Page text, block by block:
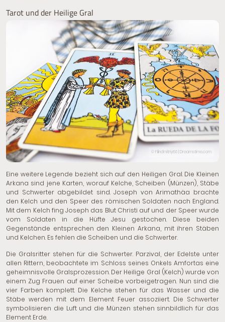
Tarot und der Heilige Gral
© Filindmitriy86 | Dreamstime.com
Eine weitere Legende bezieht sich auf den Heiligen Gral. Die Kleinen
Arkana sind jene Karten, worauf Kelche, Scheiben (Münzen), Stäbe
und Schwerter abgebildet sind. Joseph von Arimathäa brachte
den Kelch und den Speer des römischen Soldaten nach England.
Mit dem Kelch fing Joseph das Blut Christi auf und der Speer wurde
vom Soldaten in die Hüfte Jesu gestochen. Diese beiden
Gegenstände entsprechen den Kleinen Arkana, mit ihren Stäben
und Kelchen. Es fehlen die Scheiben und die Schwerter.
Die Gralsritter stehen für die Schwerter. Parzival, der Edelste unter
allen Rittern, beobachtete im Schloss seines Onkels Amfortas eine
geheimnisvolle Gralsprozession. Der Heilige Gral (Kelch) wurde von
einem Zug Frauen auf einer Scheibe vorbeigetragen. Nun sind die
vier Farben komplett. Die Kelche stehen für das Wasser und die
Stäbe werden mit dem Element Feuer assoziiert. Die Schwerter
symbolisieren die Luft und die Münzen stehen sinnbildlich für das
Element Erde.